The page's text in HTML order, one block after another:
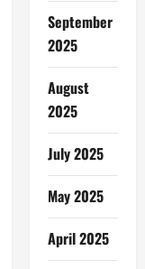
September
2025
August
2025
July 2025
May 2025
April 2025